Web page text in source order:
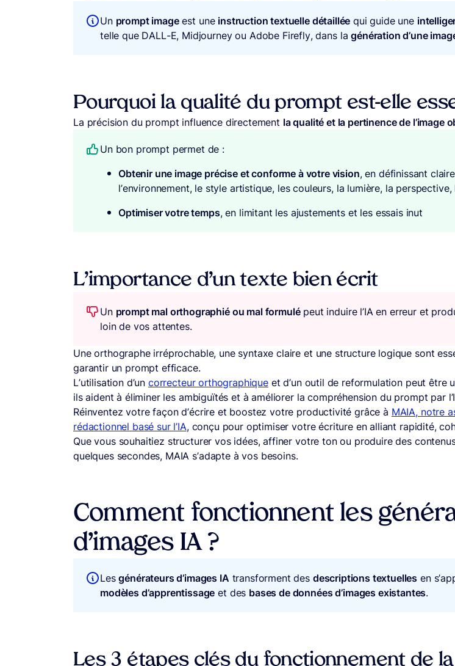
Un prompt imageest une instruction textuelle détaillée qui guide une
telle que DALL-E, Midjourney ou Adobe Firefly, dans lagénération d’une
Pourquoi la qualité du prompt est-elle
La précision du prompt influence directement la qualité et la pertinence de l’image
Un bon prompt permet de :
Obtenir une image précise et conforme à votre vision, en définissant
l’environnement, le style artistique, les couleurs, la lumière, la
Optimiser votre temps, en limitant les ajustements et les essais inut
L’importance d’un texte bien écrit
Un prompt mal orthographié ou mal formulépeut induire l’IA en erreur et
loin de vos attentes.
Une orthographe irréprochable, une syntaxe claire et une structure logique sont
garantir un prompt efficace.
L’utilisation d’un correcteur orthographiqueet d’un outil de reformulation peut être
ils aident à éliminer les ambiguïtés et à améliorer la compréhension du prompt par
Réinventez votre façon d’écrire et boostez votre productivité grâce à MAIA, notre
rédactionnel basé sur l’IA, conçu pour optimiser votre écriture en alliant rapidité,
Que vous souhaitiez structurer vos idées, affiner votre ton ou produire des
quelques secondes, MAIA s’adapte à vos besoins.
Comment fonctionnent les
d’images IA ?
Lesgénérateurs d’images IA transforment des descriptions textuelles en
modèles d’apprentissage et des bases de données d’images existantes.
Les 3 étapes clés du fonctionnement de la